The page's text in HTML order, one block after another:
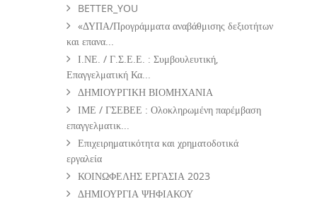
BETTER_YOU
«ΔΥΠΑ/Προγράμματα αναβάθμισης δεξιοτήτων
και επανα...
Ι.ΝΕ. / Γ.Σ.Ε.Ε. : Συμβουλευτική,
Επαγγελματική Κα...
ΔΗΜΙΟΥΡΓΙΚΗ ΒΙΟΜΗΧΑΝΙΑ
ΙΜΕ / ΓΣΕΒΕΕ : Ολοκληρωμένη παρέμβαση
επαγγελματικ...
Επιχειρηματικότητα και χρηματοδοτικά
εργαλεία
ΚΟΙΝΩΦΕΛΗΣ ΕΡΓΑΣΙΑ 2023
ΔΗΜΙΟΥΡΓΙΑ ΨΗΦΙΑΚΟΥ